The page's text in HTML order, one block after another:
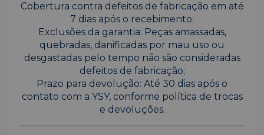
Cobertura contra defeitos de fabricação em até
7 dias após o recebimento;
Exclusões da garantia: Peças amassadas,
quebradas, danificadas por mau uso ou
desgastadas pelo tempo não são consideradas
defeitos de fabricação;
Prazo para devolução: Até 30 dias após o
contato com a YSY, conforme política de trocas
e devoluções.